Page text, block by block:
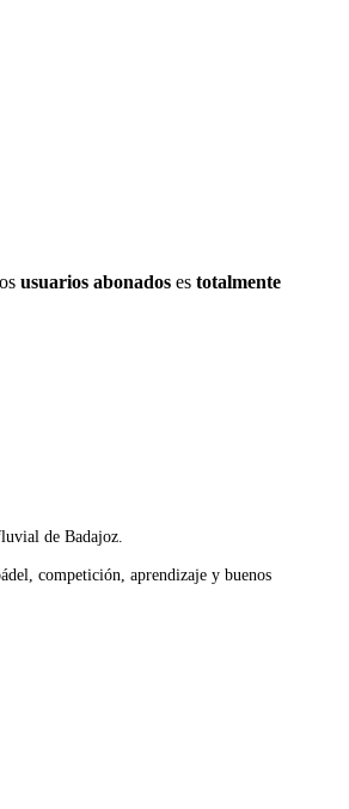
usuarios abonados es totalmente
de Badajoz.
competición, aprendizaje y buenos